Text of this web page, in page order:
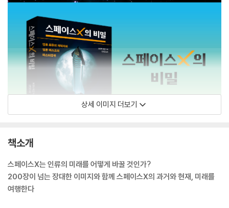
상세 이미지 더보기
책소개
스페이스X는 인류의 미래를 어떻게 바꿀 것인가?
200장이 넘는 장대한 이미지와 함께 스페이스X의 과거와 현재, 미래를
여행한다